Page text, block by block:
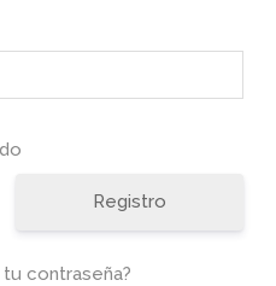
Registro
contraseña?